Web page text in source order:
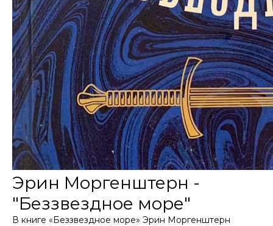
Эрин Моргенштерн -
"Беззвездное море"
В книге «Беззвездное море» Эрин Моргенштерн